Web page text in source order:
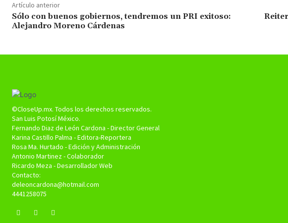
Artículo anterior
Sólo con buenos gobiernos, tendremos un PRI exitoso:
Alejandro Moreno Cárdenas
©CloseUp.mx. Todos los derechos reservados.
San Luis Potosí México.
Fernando Diaz de León Cardona - Director General
Karina Castillo Palma - Editora-Reportera
Rosa Ma. Hurtado - Edición y Administración
Antonio Martinez - Colaborador
Ricardo Meza - Desarrollador Web
Contacto:
deleoncardona@hotmail.com
4441258075